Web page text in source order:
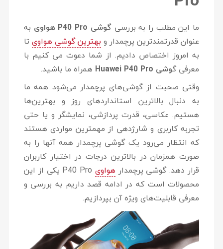
ما این مطلب را به بررسیگوشی P40 Pro هواوی
به
عنوان قدرتمندترین پرچمدار و بهترین گوشی هواوی تا
به امروز اختصاص دادیم. از شما دعوت می کنیم با
معرفی گوشی Huawei P40 Pro
همراه ما باشید.
وقتی صحبت از گوشی‌های پرچمدار می‌شود همه ما
به دنبال بالاترین استانداردهای روز و بهترین‌ها
هستیم. عکاسی، قدرت پردازشی، نمایشگر و یا حتی
تجربه کاربری و شارژدهی از مهمترین مواردی هستند
که انتظار می‌رود یک گوشی پرچمدار همه آنها را به
صورت همزمان در بالاترین درجات در اختیار کاربران
قرار دهد. گوشی پرچمدار هواوی
P40 Pro یکی از این
محصولات است که در ادامه قصد داریم به بررسی و
معرفی قابلیت‌های ویژه آن بپردازیم.